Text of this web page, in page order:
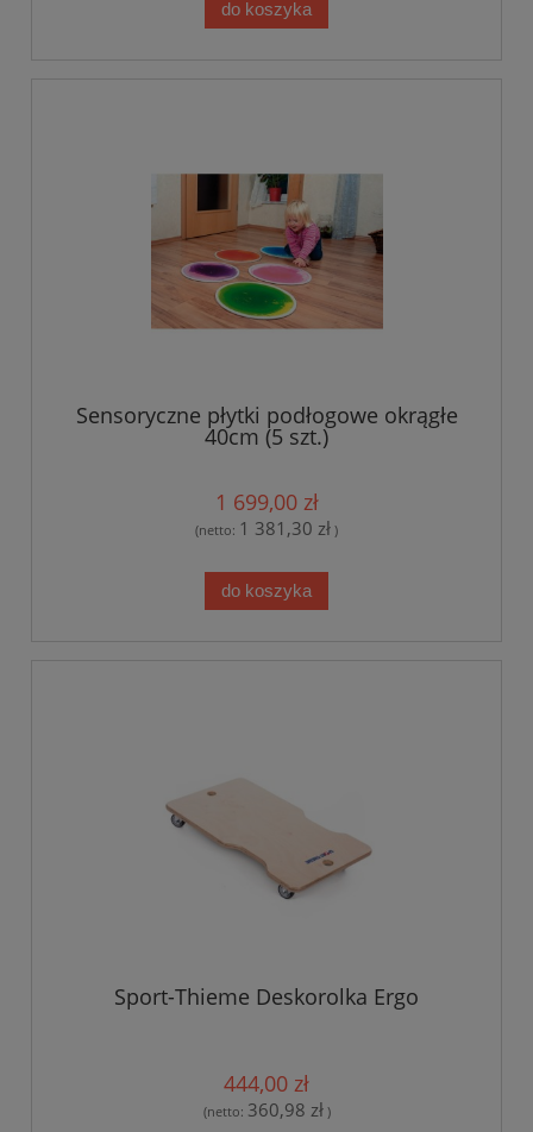
do koszyka
Sensoryczne płytki podłogowe okrągłe
40cm (5 szt.)
1 699,00 zł
(netto: 1 381,30 zł )
do koszyka
Sport-Thieme Deskorolka Ergo
444,00 zł
(netto: 360,98 zł)